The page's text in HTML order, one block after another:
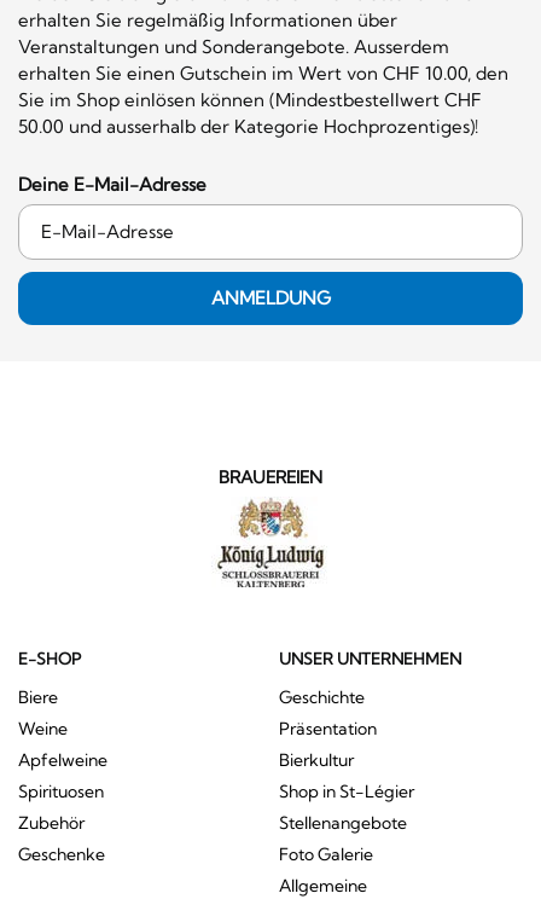
erhalten Sie regelmäßig Informationen über
Veranstaltungen und Sonderangebote. Ausserdem
erhalten Sie einen Gutschein im Wert von CHF 10.00, den
Sie im Shop einlösen können (Mindestbestellwert CHF
50.00 und ausserhalb der Kategorie Hochprozentiges)!
Deine E-Mail-Adresse
ANMELDUNG
BRAUEREIEN
E-SHOP
Biere
Weine
Apfelweine
Spirituosen
Zubehör
Geschenke
UNSER UNTERNEHMEN
Geschichte
Präsentation
Bierkultur
Shop in St-Légier
Stellenangebote
Foto Galerie
Allgemeine